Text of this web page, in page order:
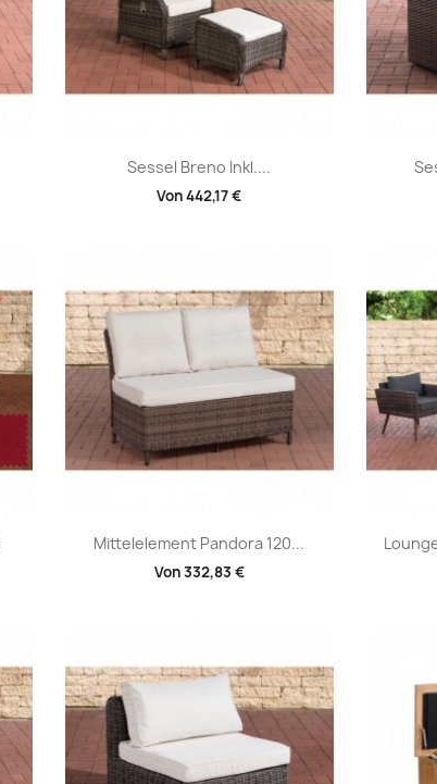
Sessel Breno Inkl....
Von442,17 €
Vorschau
Mittelelement Pandora 120...
Von332,83 €
Vorschau